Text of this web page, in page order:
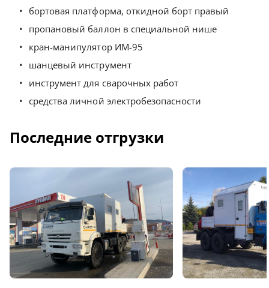
бортовая платформа, откидной борт правый
пропановый баллон в специальной нише
кран-манипулятор ИМ-95
шанцевый инструмент
инструмент для сварочных работ
средства личной электробезопасности
Последние отгрузки